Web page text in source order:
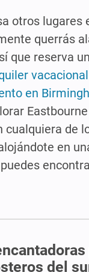
otros lugares
querrás
que reserva
en
cualquiera de
en
del